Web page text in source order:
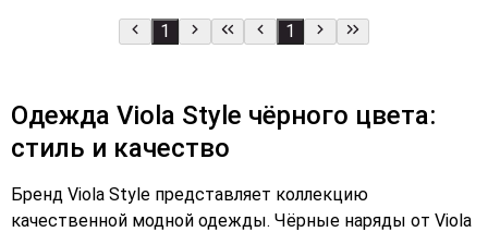
1 1
Одежда Viola Style чёрного цвета:
стиль и качество
Бренд Viola Style представляет коллекцию
качественной модной одежды. Чёрные наряды от Viola